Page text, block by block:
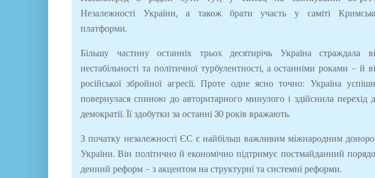
Незалежності України, а також брати участь у саміті
платформи.
Більшу частину останніх трьох десятирічь Україна страждала
нестабільності та політичної турбулентності, а останніми роками – й
російської збройної агресії. Проте одне ясно точно: Україна
повернулася спиною до авторитарного минулого і здійснила перехід
демократії. Її здобутки за останні 30 років вражають.
З початку незалежності ЄС є найбільш важливим міжнародним
України. Він політично й економічно підтримує постмайданний
денний реформ – з акцентом на структурні та системні реформи.